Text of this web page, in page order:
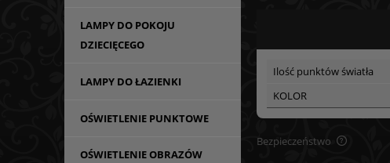
LAMPY DO POKOJU
DZIECIĘCEGO
LAMPY DO ŁAZIENKI
OŚWIETLENIE PUNKTOWE
OŚWIETLENIE OBRAZÓW
Ilość punktów światła
KOLOR
Bezpieczeństwo